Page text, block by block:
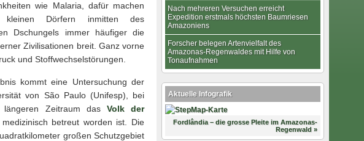
wie Malaria, dafür machen
Dörfern inmitten des
Dschungels immer häufiger die
Zivilisationen breit. Ganz vorne
und Stoffwechselstörungen.
kommt eine Untersuchung der
von São Paulo (Unifesp), bei
Zeitraum das Volk der
betreut worden ist. Die
großen Schutzgebiet
Nach mehreren Versuchen erreicht
Expedition erstmals höchsten Baumriesen
Amazoniens
Forscher belegen Artenvielfalt des
Amazonas-Regenwaldes mit Hilfe von
Tonaufnahmen
Aktuelle Infografik
Fordlândia – die grosse Pleite im Amazonas-
Regenwald »